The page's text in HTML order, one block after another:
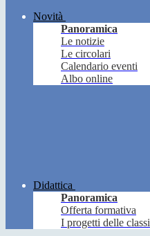
Novità
Panoramica
Le notizie
Le circolari
Calendario eventi
Albo online
Didattica
Panoramica
Offerta formativa
I progetti delle classi